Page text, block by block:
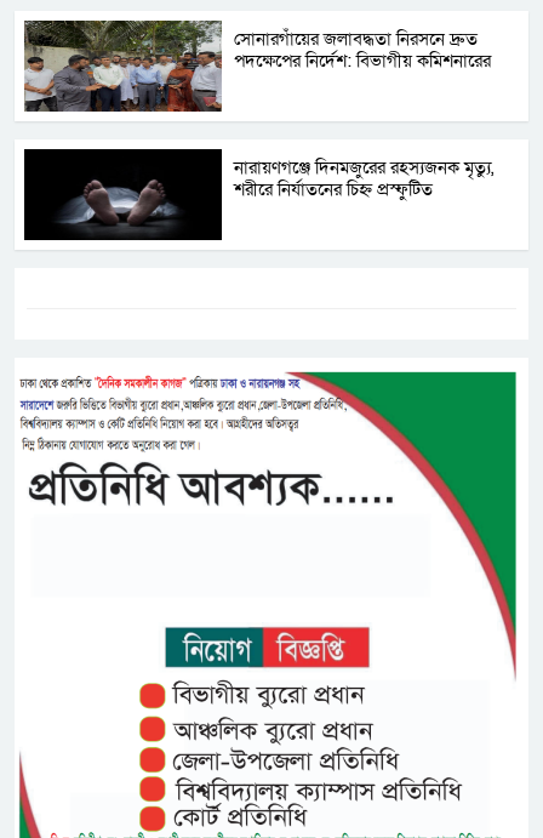
সোনারগাঁয়ের জলাবদ্ধতা নিরসনে দ্রুত
পদক্ষেপের নির্দেশ: বিভাগীয় কমিশনারের
নারায়ণগঞ্জে দিনমজুরের রহস্যজনক মৃত্যু,
শরীরে নির্যাতনের চিহ্ন প্রস্ফুটিত